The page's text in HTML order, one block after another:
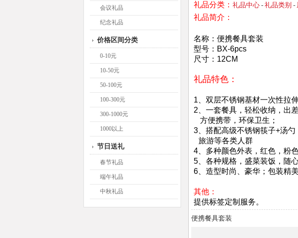
会议礼品
纪念礼品
价格区间分类
0-10元
10-50元
50-100元
100-300元
300-1000元
1000以上
节日送礼
春节礼品
端午礼品
中秋礼品
礼品分类： 礼品中心 -礼品类别 -
礼品简介：
名称：便携餐具套装
型号：BX-6pcs
尺寸：12CM
礼品特色：
1、双层不锈钢基材一次性拉
2、一套餐具，轻松收纳，出
方便携带，环保卫生；
3、搭配高级不锈钢筷子+汤勺
旅游等各类人群
4、多种颜色外表，红色，粉
5、各种规格，盛菜装饭，随
6、造型时尚、豪华；包装精
其他：
提供标签定制服务。
便携餐具套装